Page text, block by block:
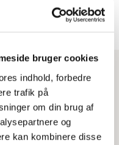
bruger cookies
indhold, forbedre
trafik på
om din brug af
og
kan kombinere disse
Gymnasium
1987".